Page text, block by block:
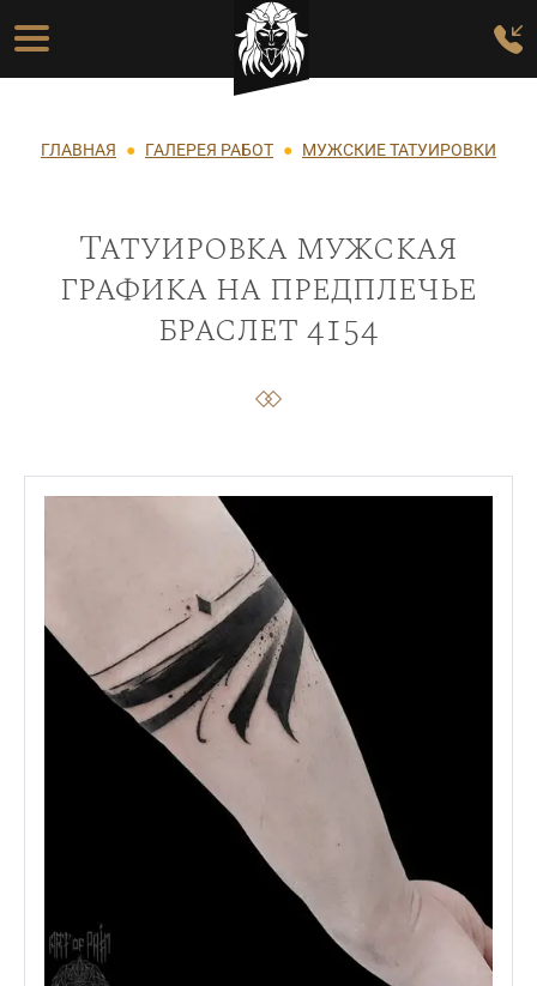
Перейти к основному содержанию
Основная навигация
Строка навигации
ГЛАВНАЯ ГАЛЕРЕЯ РАБОТ МУЖСКИЕ ТАТУИРОВКИ
Татуировка мужская
графика на предплечье
браслет 4154